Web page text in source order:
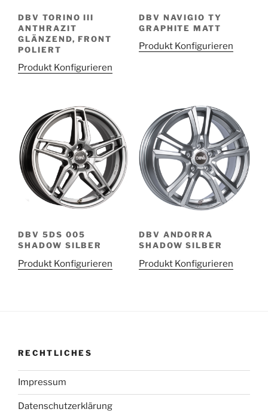
DBV TORINO III
ANTHRAZIT
GLÄNZEND, FRONT
POLIERT
Produkt Konfigurieren
DBV NAVIGIO TY
GRAPHITE MATT
Produkt Konfigurieren
DBV 5DS 005
SHADOW SILBER
Produkt Konfigurieren
DBV ANDORRA
SHADOW SILBER
Produkt Konfigurieren
RECHTLICHES
Impressum
Datenschutzerklärung